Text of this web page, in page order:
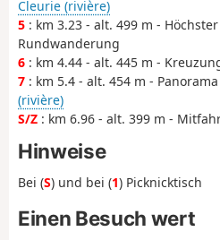
Cleurie (rivière)
5 : km 3.23 - alt. 499 m -
Rundwanderung
6 : km 4.44 - alt. 445 m -
7 : km 5.4 - alt. 454 m -
(rivière)
S/Z : km 6.96 - alt. 399 m -
Hinweise
Bei (S) und bei (1) Picknicktisch
Einen Besuch wert